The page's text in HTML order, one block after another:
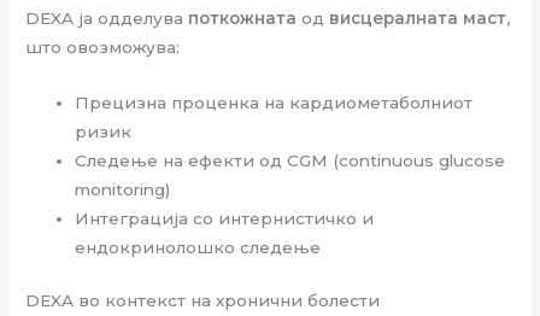
DEXA ја одделува поткожната од висцералната маст,
што овозможува:
Прецизна проценка на кардиометаболниот
ризик
Следење на ефекти од CGM (continuous glucose
monitoring)
Интеграција со интернистичко и
ендокринолошко следење
DEXA во контекст на хронични болести